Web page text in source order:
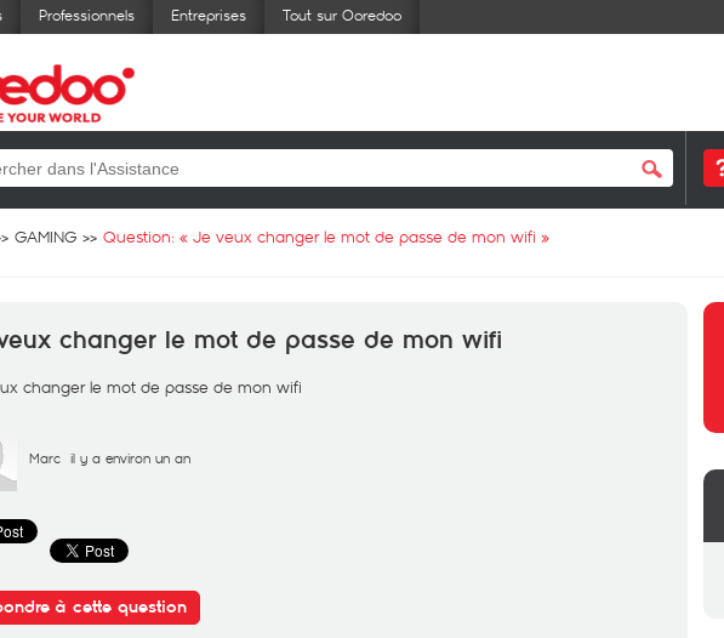
Professionnels Entreprises Tout sur Ooredoo
GAMING Question: « Je veux changer le mot de passe de mon wifi »
changer le mot de passe de mon wifi
changer le mot de passe de mon wifi
Marc il y a environ un an
à cette question